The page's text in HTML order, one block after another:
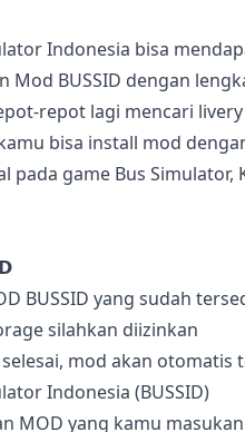
Indonesia bisa
Mod BUSSID dengan
repot lagi mencari
bisa install mod
pada game Bus
BUSSID yang sudah
silahkan diizinkan
mod akan otomatis
Indonesia (BUSSID)
MOD yang kamu